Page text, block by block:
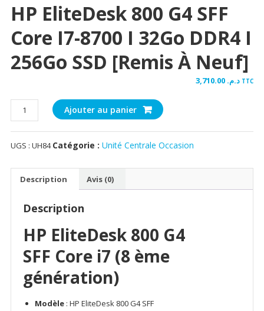
HP EliteDesk 800 G4 SFF
Core I7-8700 I 32Go DDR4 I
256Go SSD [Remis À Neuf]
د.م. TTC
quantité
de
HP
EliteDesk
8700
32Go
Ajouter au panier
UGS : UH84 Catégorie : Unité Centrale Occasion
Description Avis (0)
Description
HP EliteDesk 800 G4
SFF Core i7 (8 ème
génération)
Modèle : HP EliteDesk 800 G4 SFF